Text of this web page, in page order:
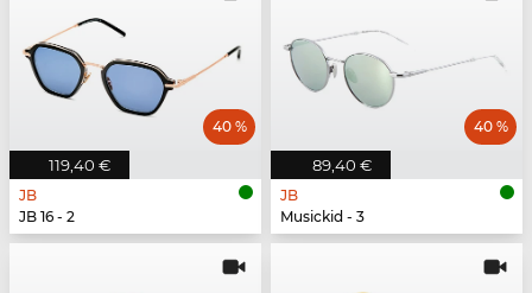
119,40 €
40 %
JB
JB 16 - 2
89,40 €
40 %
JB
Musickid - 3